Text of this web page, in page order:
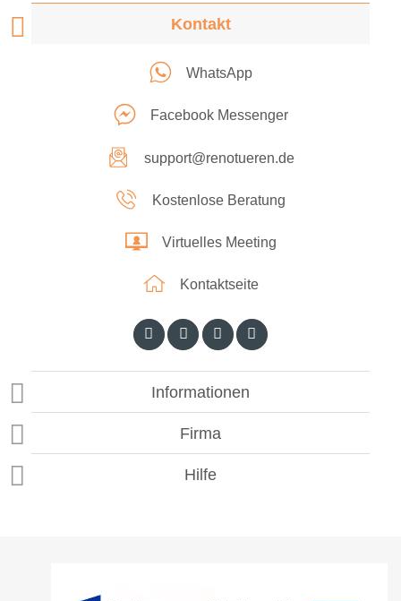
Kontakt
WhatsApp
Facebook Messenger
support@renotueren.de
Kostenlose Beratung
Virtuelles Meeting
Kontaktseite
Informationen
Firma
Hilfe